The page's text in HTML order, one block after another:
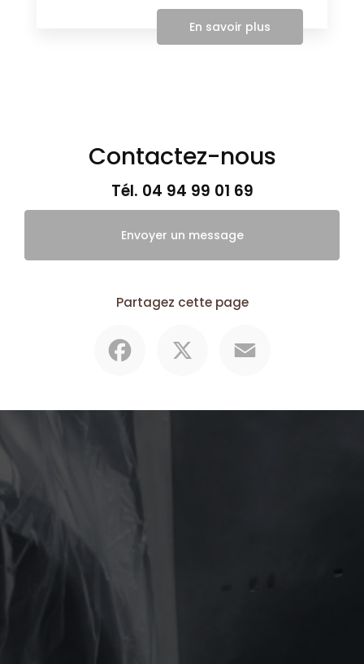
En savoir plus
Contactez-nous
Tél. 04 94 99 01 69
Envoyer un message
Partagez cette page